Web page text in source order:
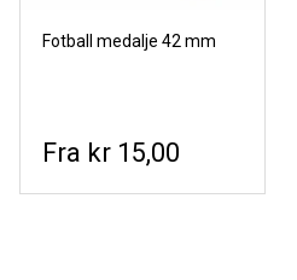
Fotball medalje 42 mm
kr 15,00